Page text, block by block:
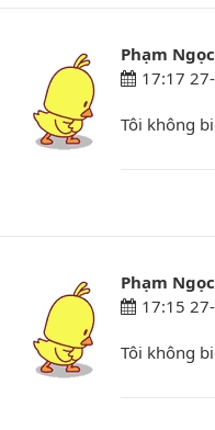
Phạm
17:17
Tôi không
Phạm
17:15
Tôi không